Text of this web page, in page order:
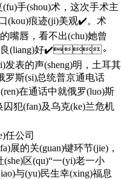
手(shou)术，这次手术主
痕迹(ji)美观✔️。术
嘴唇，看不出(chu)她曾
良(liang)好✔️。
表的声(sheng)明，土耳其
罗斯(si)总统普京通电话
在通话中就俄罗(luo)斯
囚犯(fan)及乌克(ke)兰危机
任公司
展的关(guan)键环节(jie)，
区(qu)“一(yi)老一小
与(yu)民生幸(xing)福息